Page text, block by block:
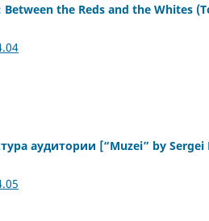
Between the Reds and the Whites
аудитории [“Muzei” by